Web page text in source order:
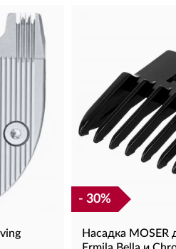
- 30%
Насадка MOSER